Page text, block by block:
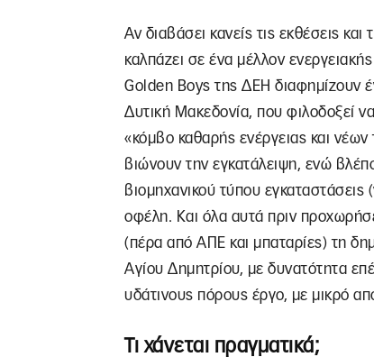
Αν διαβάσει κανείς τις εκθέσεις
καλπάζει σε ένα μέλλον
Golden Boys της ΔΕΗ διαφημίζουν
Δυτική Μακεδονία, που φιλοδοξεί
«κόμβο καθαρής ενέργειας και νέων
βιώνουν την εγκατάλειψη, ενώ
βιομηχανικού τύπου εγκαταστάσεις
οφέλη. Και όλα αυτά πριν
(πέρα από ΑΠΕ και μπαταρίες) τη
Αγίου Δημητρίου, με δυνατότητα
υδάτινους πόρους έργο, με μικρό
Τι χάνεται πραγματικά;